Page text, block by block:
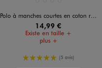
Polo à manches courtes en coton résistant homme
14,99 €
Existe en taille +
plus +
5/5 de moyenne
(5 avis)